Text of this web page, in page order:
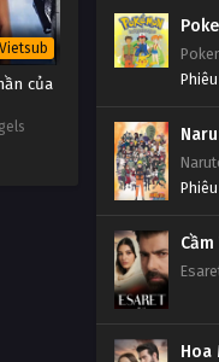
Vietsub
của
Hoa